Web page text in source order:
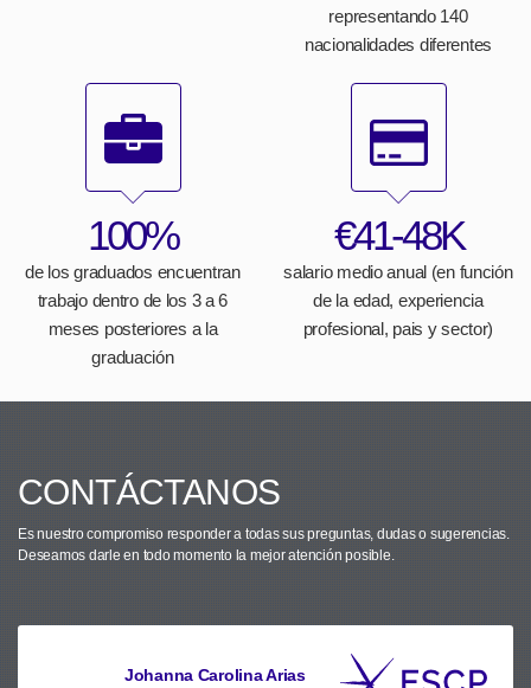
representando 140
nacionalidades diferentes
100%
de los graduados encuentran
trabajo dentro de los 3 a 6
meses posteriores a la
graduación
€41-48K
salario medio anual (en función
de la edad, experiencia
profesional, pais y sector)
CONTÁCTANOS
Es nuestro compromiso responder a todas sus preguntas, dudas o sugerencias.
Deseamos darle en todo momento la mejor atención posible.
Johanna Carolina Arias